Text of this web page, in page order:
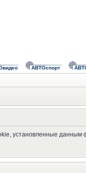
АВТОспорт
установленные